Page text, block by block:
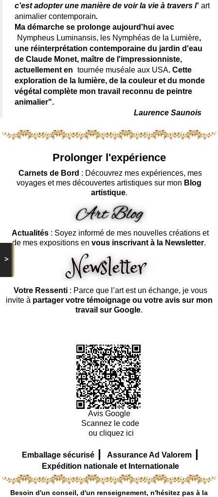
>
c'est adopter une manière de voir la vie à travers l' art
animalier contemporain.
Ma démarche se prolonge aujourd'hui avec
Nympheus Luminansis, les Nymphéas de la Lumière,
une réinterprétation contemporaine du jardin d'eau
de Claude Monet, maître de l'impressionniste,
actuellement en tournée muséale aux USA. Cette
exploration de la lumière, de la couleur et du monde
végétal complète mon travail reconnu de peintre
animalier".
Laurence Saunois
Prolonger l'expérience
Carnets de Bord : Découvrez mes expériences, mes
voyages et mes découvertes artistiques sur mon Blog
artistique.
Actualités : Soyez informé de mes nouvelles créations et
de mes expositions en vous inscrivant à la Newsletter.
Votre Ressenti: Parce que l’art est un échange, je vous
invite à partager votre témoignage ou votre avis sur mon
travail sur Google.
Avis Google
Scannez le code
ou cliquez ici
Emballage sécurisé | Assurance Ad Valorem |
Expédition nationale et Internationale
Besoin d'un conseil, d'un renseignement, n'hésitez pas à la